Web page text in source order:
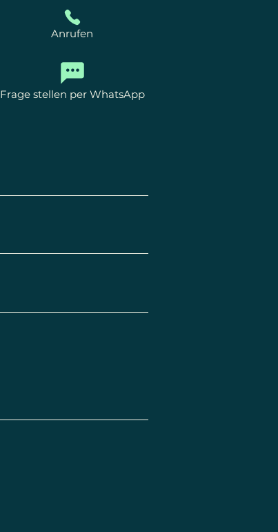
Anrufen
Frage stellen per WhatsApp